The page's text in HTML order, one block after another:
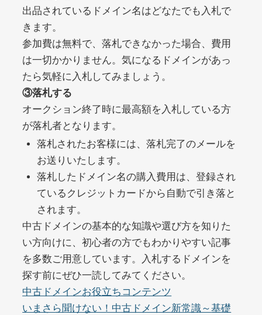
debtconsolidationorg.info
ジャンル
DA49 外部リンク数389 ドメイン年齢1年
10,800円 入札 0件
詳細を見る
portalvidalivre.com
ジャンル その他
DA47 外部リンク数2202 ドメイン年齢 5年
10,800円 入札 0件
buywrite-plus.com
ジャンルその他
DA 45 外部リンク数4677 ドメイン年齢2年
出品されているドメイン名はどなたでも入札で
きます。
参加費は無料で、落札できなかった場合、費用
は一切かかりません。気になるドメインがあっ
たら気軽に入札してみましょう。
③落札する
オークション終了時に最高額を入札している方
が落札者となります。
落札されたお客様には、落札完了のメールを
お送りいたします。
落札したドメイン名の購入費用は、登録され
ているクレジットカードから自動で引き落と
されます。
中古ドメインの基本的な知識や選び方を知りた
い方向けに、初心者の方でもわかりやすい記事
を多数ご用意しています。入札するドメインを
探す前にぜひ一読してみてください。
中古ドメインお役立ちコンテンツ
いまさら聞けない！中古ドメイン新常識～基礎